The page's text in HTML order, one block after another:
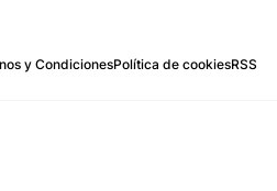
y CondicionesPolítica de cookiesRSS